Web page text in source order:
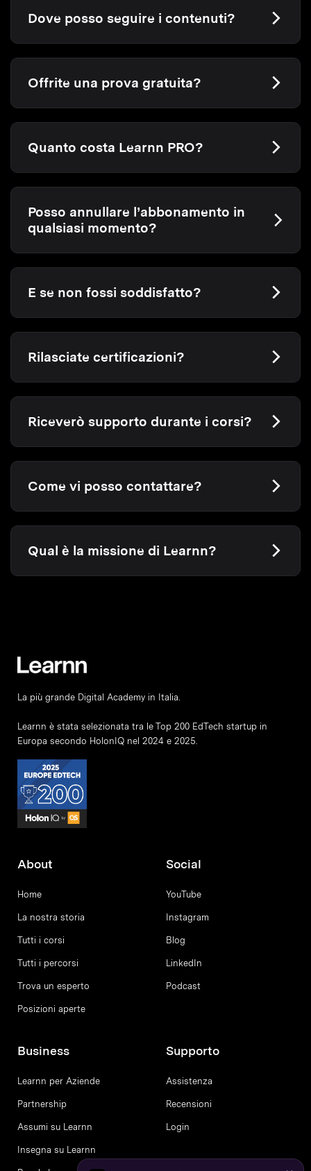
Dove posso seguire i contenuti?
Offrite una prova gratuita?
Quanto costa Learnn PRO?
Posso annullare l’abbonamento in
qualsiasi momento?
E se non fossi soddisfatto?
Rilasciate certificazioni?
Riceverò supporto durante i corsi?
Come vi posso contattare?
Qual è la missione di Learnn?
La più grande Digital Academy in Italia.
Learnn è stata selezionata tra le Top 200 EdTech startup in
Europa secondo HolonIQ nel 2024 e 2025.
About
Home
La nostra storia
Tutti i corsi
Tutti i percorsi
Trova un esperto
Posizioni aperte
Social
YouTube
Instagram
Blog
LinkedIn
Podcast
Business
Learnn per Aziende
Partnership
Assumi su Learnn
Insegna su Learnn
Supporto
Assistenza
Recensioni
Login